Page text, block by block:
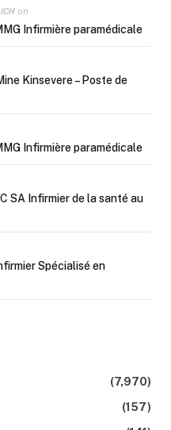
on
Infirmière paramédicale
Kinsevere – Poste de
Infirmière paramédicale
SA Infirmier de la santé au
Spécialisé en
(7,970)
(157)